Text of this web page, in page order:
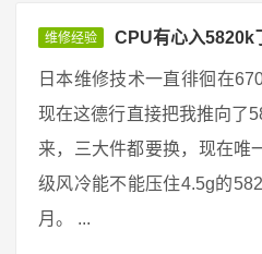
维修经验 CPU有心入5820k
日本维修技术一直徘徊在
现在这德行直接把我推向了
来，三大件都要换，现在唯
级风冷能不能压住4.5g的
月。 ...